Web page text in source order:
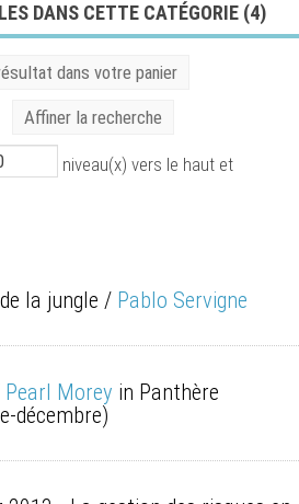
DANS CETTE CATÉGORIE (4)
dans votre panier
Affiner la recherche
niveau(x) vers le haut et
la jungle / Pablo Servigne
Pearl Morey in Panthère
décembre)